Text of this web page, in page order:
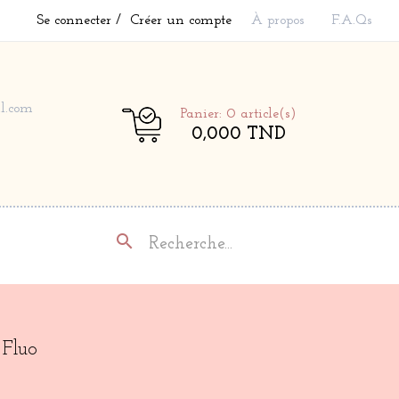
Se connecter Créer un compte À propos F.A.Qs
Panier: 0 article(s)
0,000 TND
search